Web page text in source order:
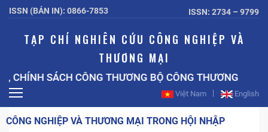
ISSN (BẢN IN): 0866-7853 ISSN: 2734 – 9799
TẠP CHÍ NGHIÊN CỨU CÔNG NGHIỆP VÀ
THƯƠNG MẠI
SÁCH CÔNG THƯƠNG BỘ CÔNG THƯƠNG
Việt Nam English
CÔNG NGHIỆP VÀ THƯƠNG MẠI TRONG HỘI NHẬP